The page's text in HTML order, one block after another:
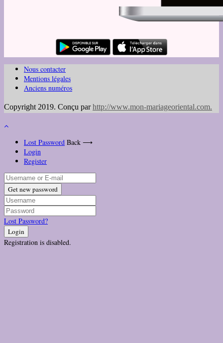
Nous contacter
Mentions légales
Anciens numéros
Copyright 2019. Conçu parhttp://www.mon-mariageoriental.com.
Lost Password Back ⟶
Login
Register
Get new password
Lost Password?
Login
Registration is disabled.